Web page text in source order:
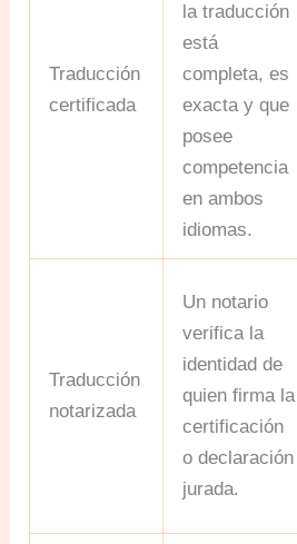
Traducción
certificada
la traducción
está
completa, es
exacta y que
posee
competencia
en ambos
idiomas.
Traducción
notarizada
Un notario
verifica la
identidad de
quien firma la
certificación
o declaración
jurada.